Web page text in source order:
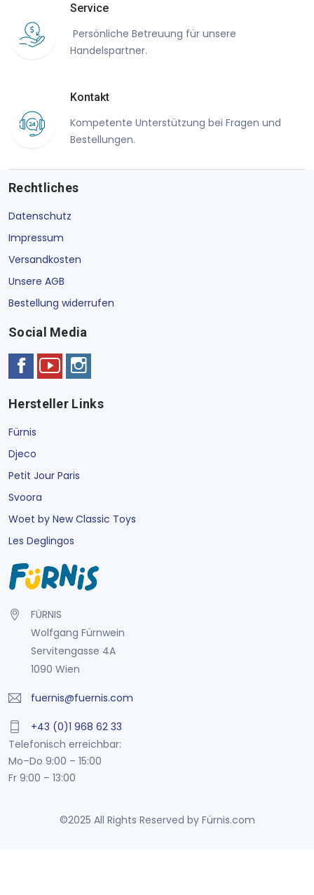
Service
Persönliche Betreuung für unsere
Handelspartner.
Kontakt
Kompetente Unterstützung bei Fragen und
Bestellungen.
Rechtliches
Datenschutz
Impressum
Versandkosten
Unsere AGB
Bestellung widerrufen
Social Media
Hersteller Links
Fürnis
Djeco
Petit Jour Paris
Svoora
Woet by New Classic Toys
Les Deglingos
FÜRNIS
Wolfgang Fürnwein
Servitengasse 4A
1090 Wien
fuernis@fuernis.com
+43 (0)1 968 62 33
Telefonisch erreichbar:
Mo–Do 9:00 – 15:00
Fr 9:00 – 13:00
©2025 All Rights Reserved by Fürnis.com